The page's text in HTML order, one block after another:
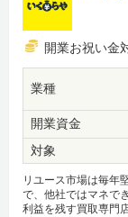
開業お祝い金
業種
開業資金
対象
リユース市場は毎年
で、他社ではマネで
利益を残す買取専門店